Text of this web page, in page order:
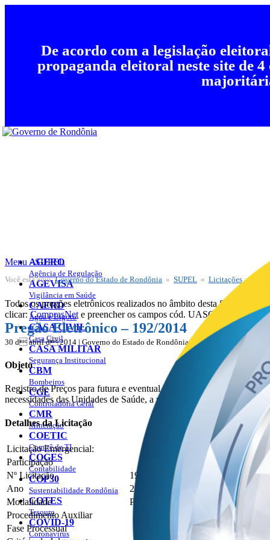
De acordo com a legislação
propaganda eleitoral neste site de
AGERO
Agência de Regulação
AGEVISA
Vigilância em Saúde
CAERD
Água e Esgoto
CASA CIVIL
Casa Civil
CASA MILITAR
Segurança Institucional
CBM
Bombeiros
CGE
Controladoria Geral
CMR
Mineração
COETIC
Comitê de TI
COGES
Contabilidade
COP30
Sustentabilidade Rondônia
COTES
Tesouro
COVID-19
Coronavírus
Menu - SUPEL
SUPEL
Licitações
Publicações
Você está aqui:Governo do Estado de Rondônia » SUPEL » Licitações
Todos os pregões eletrônicos realizados no âmbito desta SUPEL são
clicar: ComprasNet e preencher os campos cód. UASG: 925373 e
Pregão Eletrônico – 192/2014
30 d abril d 2014 | Governo do Estado de Rondônia
Objeto
Registro de Preços para futura e eventual aquisição de material de
necessidades das Unidades de Saúde, a pedido da Secretaria de
Detalhes da Licitação
Licitação Emergencial:
Participação
Nº Licitação
192
Ano
2014
Modalidade
Pregão
Procedimento Auxiliar
Fase Processual